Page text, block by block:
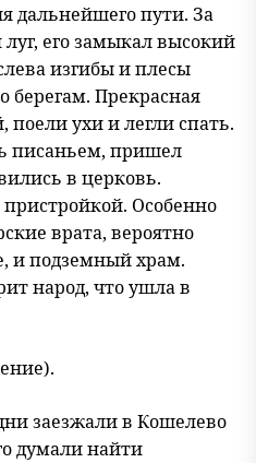
дальнейшего пути. За
его замыкал высокий
изгибы и плесы
берегам. Прекрасная
ухи и легли спать.
писаньем, пришел
в церковь.
Особенно
врата, вероятно
и подземный храм.
народ, что ушла в
заезжали в Кошелево
думали найти